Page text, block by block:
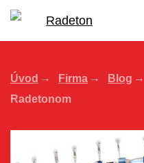
Úvod Firma Blog
Radetonom